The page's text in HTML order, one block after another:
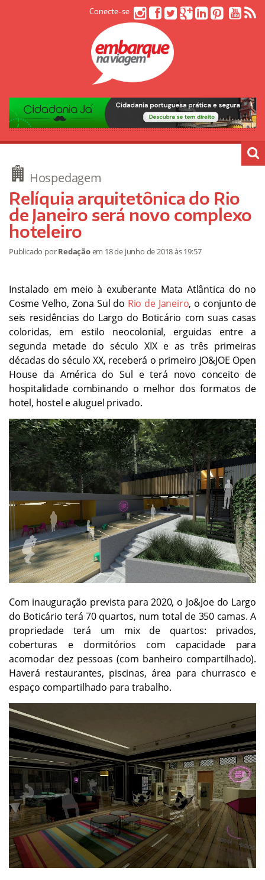
Conecte-se
Hospedagem
Relíquia arquitetônica do Rio
de Janeiro será novo complexo
hoteleiro
Publicado porRedaçãoem 18 de junho de 2018às 19:57
Instalado em meio à exuberante Mata Atlântica do no
Cosme Velho, Zona Sul do Rio de Janeiro, o conjunto de
seis residências do Largo do Boticário com suas casas
coloridas, em estilo neocolonial, erguidas entre a
segunda metade do século XIX e as três primeiras
décadas do século XX, receberá o primeiro JO&JOE Open
House da América do Sul e terá novo conceito de
hospitalidade combinando o melhor dos formatos de
hotel, hostel e aluguel privado.
Com inauguração prevista para 2020, o Jo&Joe do Largo
do Boticário terá 70 quartos, num total de 350 camas. A
propriedade terá um mix de quartos: privados,
coberturas e dormitórios com capacidade para
acomodar dez pessoas (com banheiro compartilhado).
Haverá restaurantes, piscinas, área para churrasco e
espaço compartilhado para trabalho.